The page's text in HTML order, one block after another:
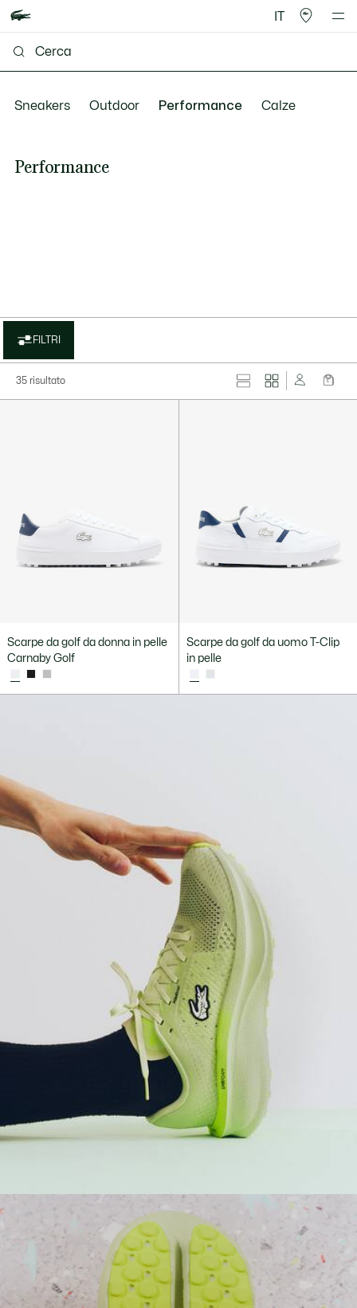
IT
Sneakers Outdoor Performance Calze
Performance
FILTRI
35 risultato
Scarpe da golf da donna in pelle
Carnaby Golf
Scarpe da golf da uomo T-Clip
in pelle